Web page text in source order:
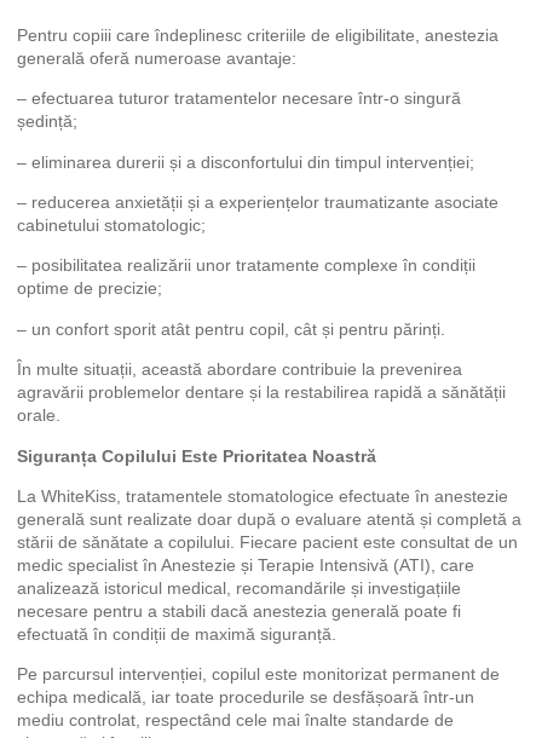
Pentru copiii care îndeplinesc criteriile de eligibilitate, anestezia
generală oferă numeroase avantaje:
– efectuarea tuturor tratamentelor necesare într-o singură
ședință;
– eliminarea durerii și a disconfortului din timpul intervenției;
– reducerea anxietății și a experiențelor traumatizante asociate
cabinetului stomatologic;
– posibilitatea realizării unor tratamente complexe în condiții
optime de precizie;
– un confort sporit atât pentru copil, cât și pentru părinți.
În multe situații, această abordare contribuie la prevenirea
agravării problemelor dentare și la restabilirea rapidă a sănătății
orale.
Siguranța Copilului Este Prioritatea Noastră
La WhiteKiss, tratamentele stomatologice efectuate în anestezie
generală sunt realizate doar după o evaluare atentă și completă a
stării de sănătate a copilului. Fiecare pacient este consultat de un
medic specialist în Anestezie și Terapie Intensivă (ATI), care
analizează istoricul medical, recomandările și investigațiile
necesare pentru a stabili dacă anestezia generală poate fi
efectuată în condiții de maximă siguranță.
Pe parcursul intervenției, copilul este monitorizat permanent de
echipa medicală, iar toate procedurile se desfășoară într-un
mediu controlat, respectând cele mai înalte standarde de